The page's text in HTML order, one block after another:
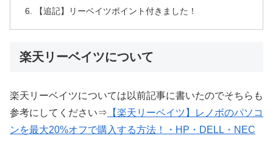
【追記】リーベイツポイント付きました！
楽天リーベイツについて
楽天リーベイツについては以前記事に書いたのでそちらも
参考にしてください⇒ 【楽天リーベイツ】レノボのパソコ
ンを最大20%オフで購入する方法！・HP・DELL・NEC